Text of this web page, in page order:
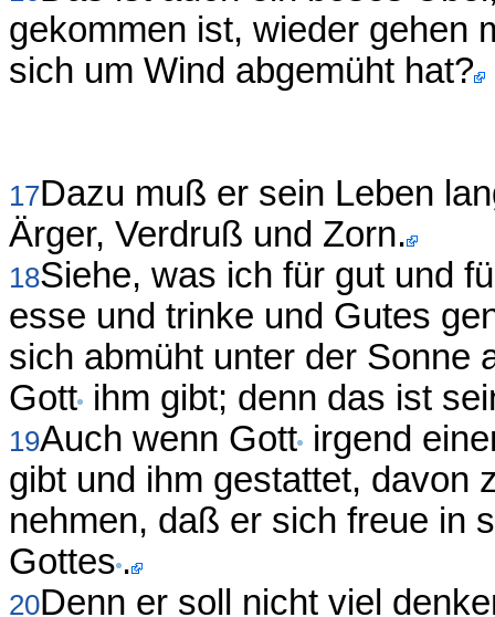
gekommen ist, wieder gehen
sich um Wind abgemüht hat?
17Dazu muß er sein Leben
Ärger, Verdruß und Zorn.
18Siehe, was ich für gut und
esse und trinke und Gutes
sich abmüht unter der Sonne
Gott ihm gibt; denn das ist
19Auch wenn Gott irgend
gibt und ihm gestattet, davon
nehmen, daß er sich freue in
Gottes .
20Denn er soll nicht viel